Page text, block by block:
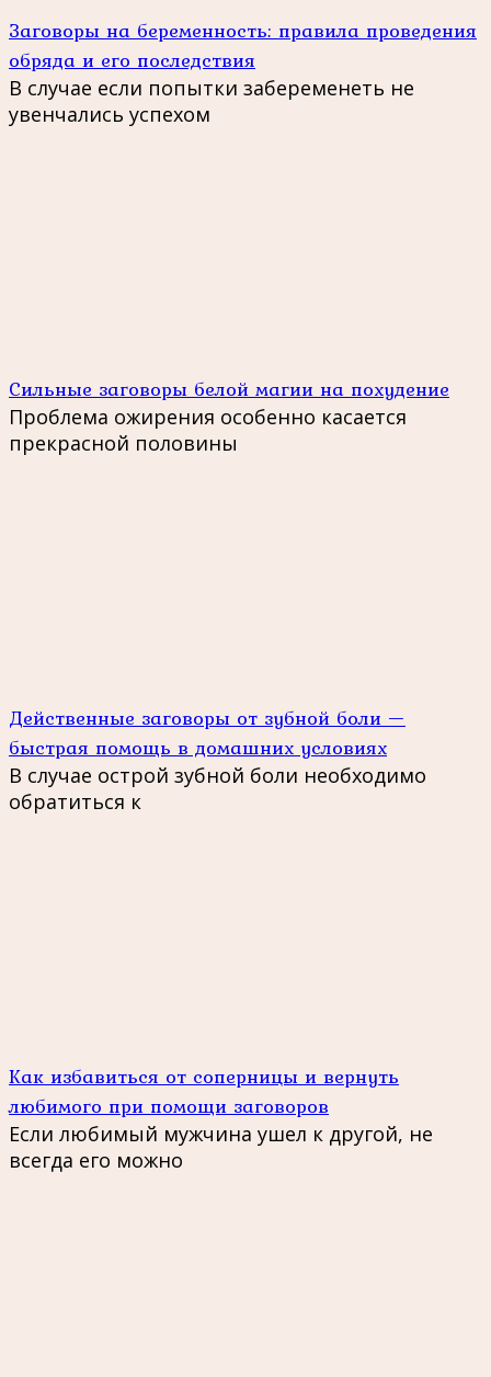
Заговоры на беременность: правила проведения
обряда и его последствия
В случае если попытки забеременеть не
увенчались успехом
Сильные заговоры белой магии на похудение
Проблема ожирения особенно касается
прекрасной половины
Действенные заговоры от зубной боли —
быстрая помощь в домашних условиях
В случае острой зубной боли необходимо
обратиться к
Как избавиться от соперницы и вернуть
любимого при помощи заговоров
Если любимый мужчина ушел к другой, не
всегда его можно